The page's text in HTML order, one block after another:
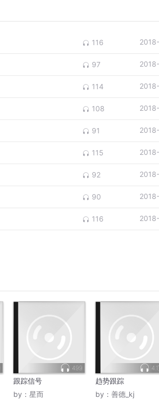
116
97
114
108
91
115
92
90
116
499
跟踪信号
by： 星而
趋势跟踪
by： 善德_kj